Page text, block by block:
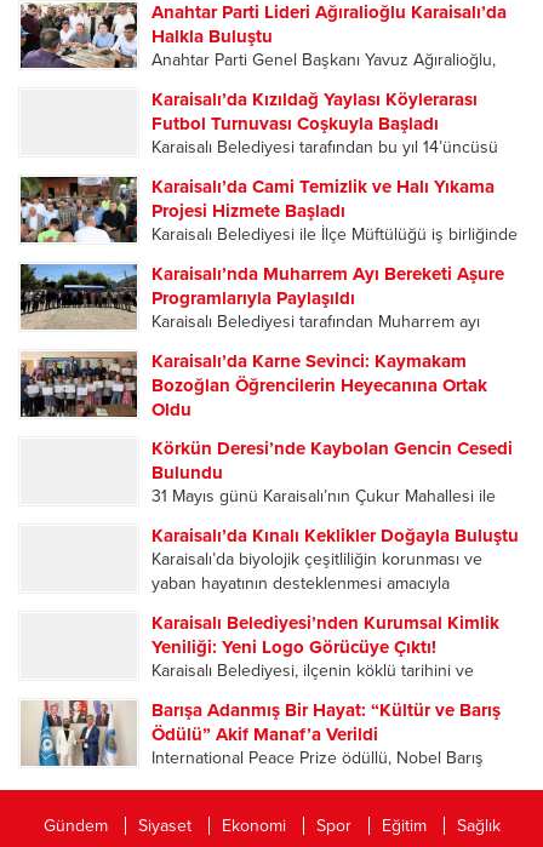
katılımla gerçekleştirildi. Tek listeyle gidilen
kongrede mevcut İlçe Başkanı Ahmet Mahmut
Şekerci, delegelerin oylarıyla yeniden ilçe
başkanlığına seçilerek...
Anahtar Parti Lideri Ağıralioğlu Karaisalı’da
Halkla Buluştu
Anahtar Parti Genel Başkanı Yavuz Ağıralioğlu,
Yayla Şenlikleri kapsamında geldiği Karaisalı’da
vatandaşların ilgisiyle karşılandı. Karaisalı’da
partililer, Ağıralioğlu’nu çiçeklerle karşıladı.
Karşılama programına Anahtar Parti Adana...
Karaisalı’da Kızıldağ Yaylası Köylerarası
Futbol Turnuvası Coşkuyla Başladı
Karaisalı Belediyesi tarafından bu yıl 14’üncüsü
Turnuvası, düzenlenen açılış programıyla başladı.
Sporun ve dostluğun buluştuğu organizasyonun
ilk gününde oynanan karşılaşmalar
futbolseverlere heyecan dolu anlar yaşattı....
Karaisalı’da Cami Temizlik ve Halı Yıkama
Projesi Hizmete Başladı
Karaisalı Belediyesi ile İlçe Müftülüğü iş birliğinde
Halı Yıkama Projesi”, Kızıldağ Yaylası’ndaki
Ramazanoğlu Camii’nde düzenlenen programla
hizmete açıldı. Açılış programına Karaisalı
Kaymakamı Hüseyin...
Karaisalı’nda Muharrem Ayı Bereketi Aşure
Programlarıyla Paylaşıldı
Karaisalı Belediyesi tarafından Muharrem ayı
ilçe merkezi ile mahallelerde yoğun katılımla
gerçekleştirildi. Birlik, beraberlik ve paylaşma
kültürünün ön plana çıktığı etkinliklerde
vatandaşlar aynı sofrada buluştu....
Karaisalı’da Karne Sevinci: Kaymakam
Bozoğlan Öğrencilerin Heyecanına Ortak
Oldu
birlikte Karaisalı’da öğrenciler karne heyecanı
yaşadı. Karaisalı Kaymakamı Hüseyin Bozoğlan,
Eğlence İlkokulu-Ortaokulu’nda düzenlenen
karne dağıtım törenine katılarak öğrencilerin
sevincine ortak oldu. Törene Kaymakam
Hüseyin...
Körkün Deresi’nde Kaybolan Gencin Cesedi
Bulundu
31 Mayıs günü Karaisalı’nın Çukur Mahallesi ile
Köprüsü mevkisinde meydana gelen olayda.
Serinlemek amacıyla suya giren 25 yaşındaki
Ömer Talip Alptekin, bir süre sonra gözden...
Karaisalı’da Kınalı Keklikler Doğayla Buluştu
Karaisalı’da biyolojik çeşitliliğin korunması ve
yaban hayatının desteklenmesi amacıyla
kapsamında yüzlerce kınalı keklik doğal yaşam
alanlarına bırakıldı. Adana Doğa Koruma ve Milli
Parklar Müdürlüğü tarafından...
Karaisalı Belediyesi’nden Kurumsal Kimlik
Yeniliği: Yeni Logo Görücüye Çıktı!
​Karaisalı Belediyesi, ilçenin köklü tarihini ve
paylaştı! ​Yenilenen tasarımda, eski logodaki çok
renkli ve yoğun figürlerin yerini; kahverengi
tonlarının ağırlıkta olduğu, çok daha sade ve...
Barışa Adanmış Bir Hayat: “Kültür ve Barış
Ödülü” Akif Manaf’a Verildi
International Peace Prize ödüllü, Nobel Barış
sunduğu özverili destekler nedeniyle Özbekistan
Gündem Siyaset Ekonomi Spor Eğitim Sağlık